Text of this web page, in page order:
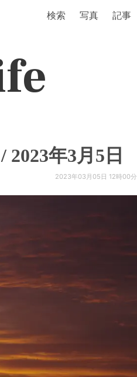
検索 写真 記事
年3月5日
2023年03月05日 12時00分